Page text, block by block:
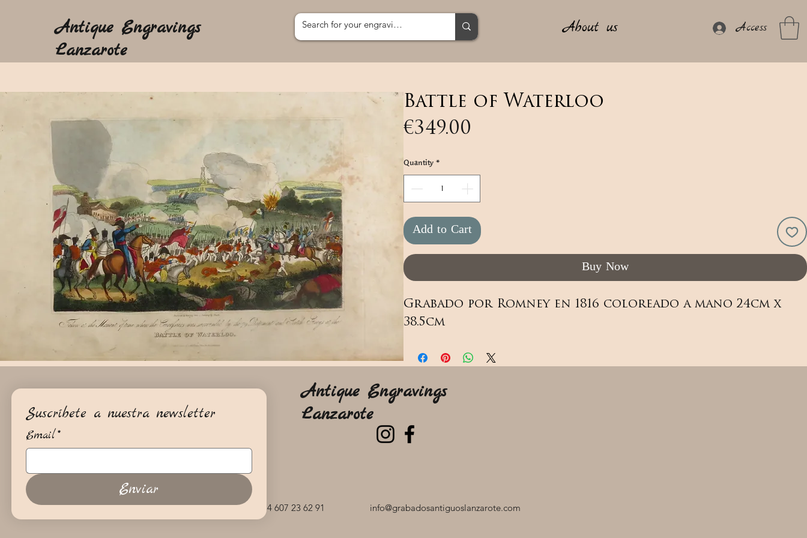
Antique Engravings
Lanzarote
About us Access
Battle of Waterloo
€349.00
Quantity*
Add to Cart
Buy Now
Grabado por Romney en 1816 coloreado a mano 24cm x
38.5cm
+34 607 23 62 91 info@grabadosantiguoslanzarote.com
Antique Engravings
Lanzarote
Suscríbete a nuestra newsletter
Email*
Enviar